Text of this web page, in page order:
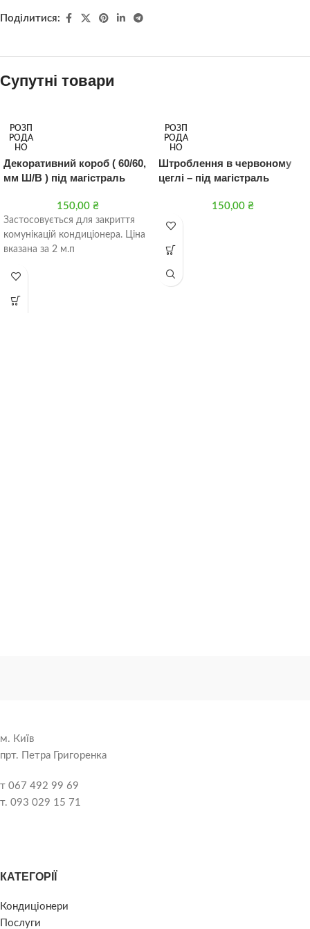
Поділитися:
Супутні товари
РОЗП
РОДА
НО
Декоративний короб ( 60/60,
мм Ш/В ) під магістраль
150,00 ₴
Застосовується для закриття
комунікацій кондиціонера. Ціна
вказана за 2 м.п
РОЗП
РОДА
НО
Штроблення в червоному
цеглі – під магістраль
150,00 ₴
м. Київ
прт. Петра Григоренка
т 067 492 99 69
т. 093 029 15 71
КАТЕГОРІЇ
Кондиціонери
Послуги